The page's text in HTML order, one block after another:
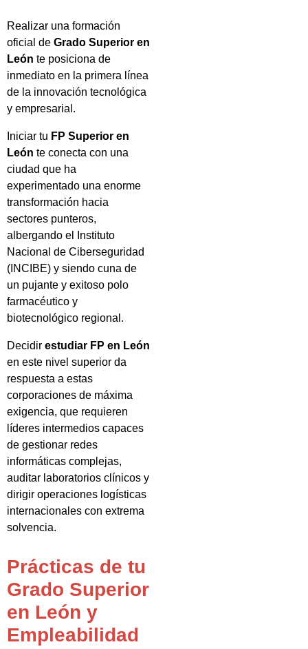
Realizar una formación
oficial de Grado Superior en
León te posiciona de
inmediato en la primera línea
de la innovación tecnológica
y empresarial.
Iniciar tu FP Superior en
León te conecta con una
ciudad que ha
experimentado una enorme
transformación hacia
sectores punteros,
albergando el Instituto
Nacional de Ciberseguridad
(INCIBE) y siendo cuna de
un pujante y exitoso polo
farmacéutico y
biotecnológico regional.
Decidir estudiar FP en León
en este nivel superior da
respuesta a estas
corporaciones de máxima
exigencia, que requieren
líderes intermedios capaces
de gestionar redes
informáticas complejas,
auditar laboratorios clínicos y
dirigir operaciones logísticas
internacionales con extrema
solvencia.
Prácticas de tu
Grado Superior
en León y
Empleabilidad